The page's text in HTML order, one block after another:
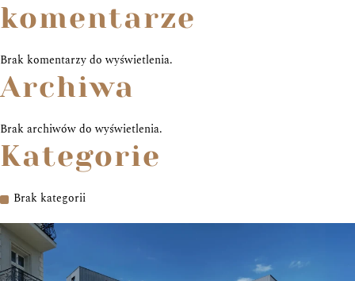
komentarze
Brak komentarzy do wyświetlenia.
Archiwa
Brak archiwów do wyświetlenia.
Kategorie
Brak kategorii